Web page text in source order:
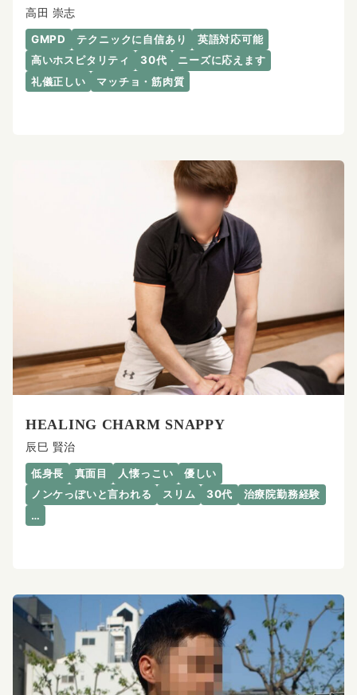
高田 崇志
GMPD テクニックに自信あり
英語対応可能
高いホスピタリティ
30代
ニーズに応えます
礼儀正しい
マッチョ・筋肉質
HEALING CHARM SNAPPY
辰巳 賢治
低身長 真面目 人懐っこい
優しい
ノンケっぽいと言われる
スリム 30代
治療院勤務経験
…